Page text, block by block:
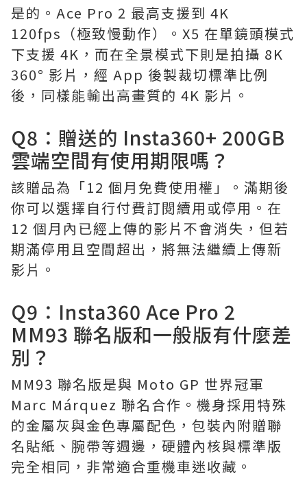
是的。Ace Pro 2 最高支援到 4K
120fps（極致慢動作）。X5 在單鏡頭模式
下支援 4K，而在全景模式下則是拍攝 8K
360° 影片，經 App 後製裁切標準比例
後，同樣能輸出高畫質的 4K 影片。
Q8：贈送的 Insta360+ 200GB
雲端空間有使用期限嗎？
該贈品為「12 個月免費使用權」。滿期後
你可以選擇自行付費訂閱續用或停用。在
12 個月內已經上傳的影片不會消失，但若
期滿停用且空間超出，將無法繼續上傳新
影片。
Q9：Insta360 Ace Pro 2
MM93 聯名版和一般版有什麼差
別？
MM93 聯名版是與 Moto GP 世界冠軍
Marc Márquez 聯名合作。機身採用特殊
的金屬灰與金色專屬配色，包裝內附贈聯
名貼紙、腕帶等週邊，硬體內核與標準版
完全相同，非常適合重機車迷收藏。